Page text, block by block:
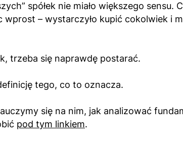
spółek nie miało większego sensu.
– wystarczyło kupić cokolwiek i
trzeba się naprawdę postarać.
tego, co to oznacza.
się na nim, jak analizować
pod tym linkiem.